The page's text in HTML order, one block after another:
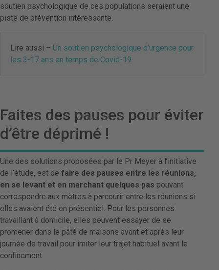
soutien psychologique de ces populations seraient une
piste de prévention intéressante.
Lire aussi – Un soutien psychologique d’urgence pour
les 3-17 ans en temps de Covid-19
Faites des pauses pour éviter
d’être déprimé !
Une des solutions proposées par le Pr Meyer à l’initiative
de l’étude, est de faire des pauses entre les réunions,
en se levant et en marchant quelques pas pouvant
correspondre aux mètres à parcourir entre les réunions si
elles avaient été en présentiel. Pour les personnes
travaillant à domicile, elles peuvent essayer de se
promener dans le pâté de maisons avant et après leur
journée de travail pour imiter leur trajet habituel avant le
confinement.